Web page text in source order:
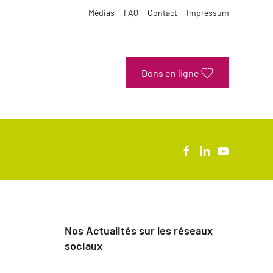
Médias FAQ Contact Impressum
Dons en ligne
Nos Actualités sur les réseaux
sociaux